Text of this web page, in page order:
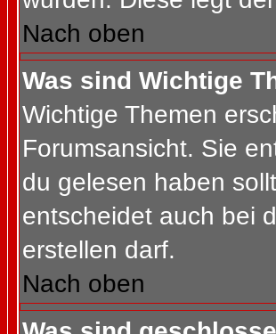
Nach oben
Was sind Wichtige
Wichtige Themen
Forumsansicht. Sie
du gelesen haben
entscheidet auch bei
erstellen darf.
Nach oben